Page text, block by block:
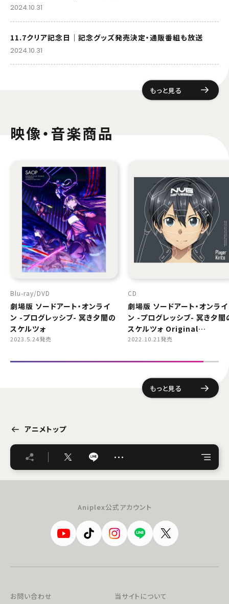
ムービーフルplus
配信開始日・配信日時は編成の都合などにより変更となる場合がございます。予めご了
2024.10.31
11.7クリア記念日｜記念グッズ発売決定・通販番組も放送
2024.10.31
もっと見る
映像・音楽商品
Blu-ray DVD
劇場版 ソードアート・オンライ
ン -プログレッシブ- 冥き夕闇の
スケルツォ
2023.5.24発売
CD
劇場版 ソードアート・オンライ
ン -プログレッシブ- 冥き夕闇
スケルツォ Original
Soundtrack
2022.10.21発売
もっと見る
アニメトップ
…
Aniplex公式アカウント
お問い合わせ 当サイトについて